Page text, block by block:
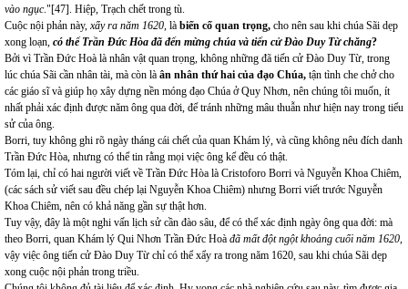
vào ngục."[47]. Hiệp, Trạch chết trong tù.
Cuộc nội phản này, xẩy ra năm 1620, là biến cố quan trọng, cho nên sau khi chúa Sãi dẹp
xong loạn, có thể Trần Đức Hòa đã đến mừng chúa và tiến cử Đào Duy Từ chăng?
Bởi vì Trần Đức Hoà là nhân vật quan trọng, không những đã tiến cử Đào Duy Từ, trong
lúc chúa Sãi cần nhân tài, mà còn là ân nhân thứ hai của đạo Chúa, tận tình che chở cho
các giáo sĩ và giúp họ xây dựng nền móng đạo Chúa ở Quy Nhơn, nên chúng tôi muốn, ít
nhất phải xác định được năm ông qua đời, để tránh những mâu thuẫn như hiện nay trong tiểu
sử của ông.
Borri, tuy không ghi rõ ngày tháng cái chết của quan Khám lý, và cũng không nêu đích danh
Trần Đức Hòa, nhưng có thể tin rằng mọi việc ông kể đều có thật.
Tóm lại, chỉ có hai người viết về Trần Đức Hòa là Cristoforo Borri và Nguyễn Khoa Chiêm,
(các sách sử viết sau đều chép lại Nguyễn Khoa Chiêm) nhưng Borri viết trước Nguyễn
Khoa Chiêm, nên có khả năng gần sự thật hơn.
Tuy vậy, đây là một nghi vấn lịch sử cần đào sâu, để có thể xác định ngày ông qua đời: mà
theo Borri, quan Khám lý Qui Nhơn Trần Đức Hoà đã mất đột ngột khoảng cuối năm 1620,
vậy việc ông tiến cử Đào Duy Từ chỉ có thể xẩy ra trong năm 1620, sau khi chúa Sãi dẹp
xong cuộc nội phản trong triều.